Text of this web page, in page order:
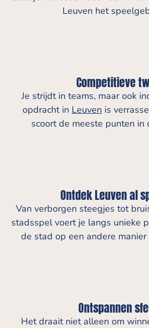
Leuven het
Competitieve
Je strijdt in teams, maar ook
opdracht in Leuven is
scoort de meeste punten in
Ontdek Leuven al
Van verborgen steegjes tot
stadsspel voert je langs unieke
de stad op een andere
Ontspannen
Het draait niet alleen om